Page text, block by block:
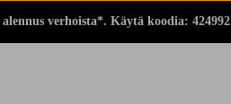
verhoista*. Käytä koodia: 424992